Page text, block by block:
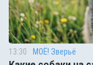
13:30 МОЁ! Зверьё